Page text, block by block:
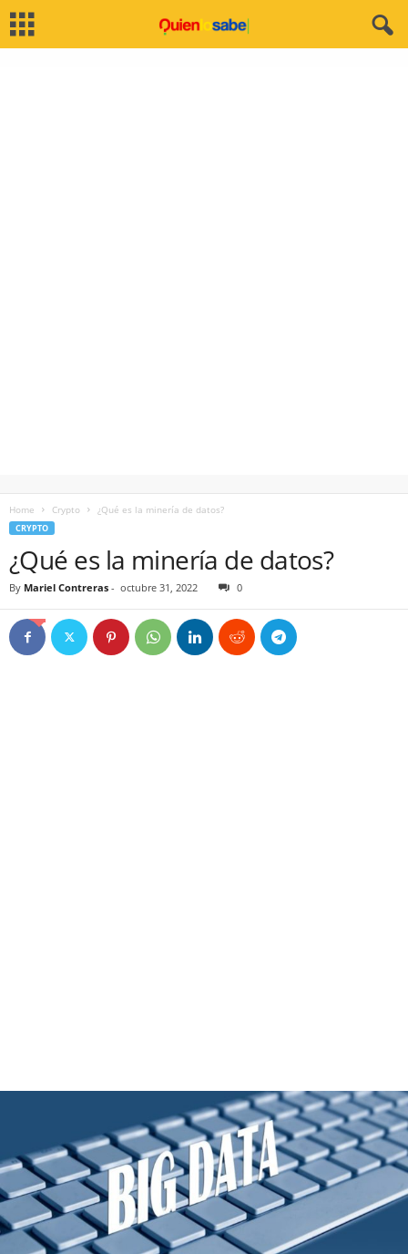
Home Crypto ¿Qué es la minería de datos?
CRYPTO
¿Qué es la minería de datos?
By Mariel Contreras - octubre 31, 2022 0